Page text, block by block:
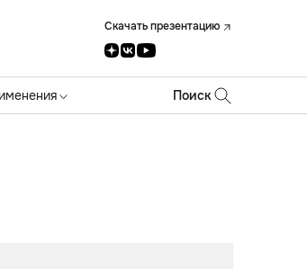
Скачать презентацию
Поиск